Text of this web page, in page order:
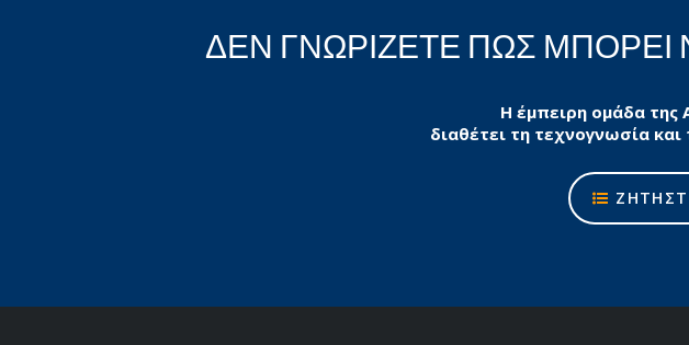
ΔΕΝ ΓΝΩΡΙΖΕΤΕ ΠΩΣ ΜΠΟΡΕΙ
Η έμπειρη ομάδα της
διαθέτει τη τεχνογνωσία